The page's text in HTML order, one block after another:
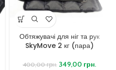
Обтяжувачі для ніг та рук
SkyMove 2 кг (пара)
400,00грн. 349,00 грн.